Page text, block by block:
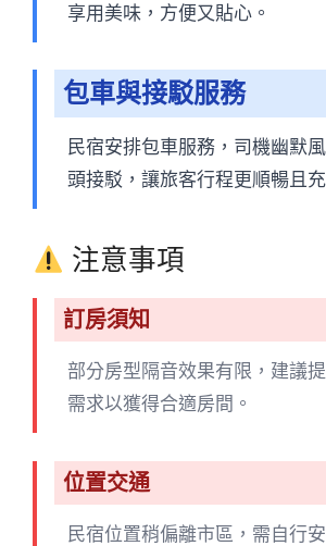
享用美味，方便又貼心。
包車與接駁服務
民宿安排包車服務，司機幽默
頭接駁，讓旅客行程更順暢且
注意事項
訂房須知
部分房型隔音效果有限，建議
需求以獲得合適房間。
位置交通
民宿位置稍偏離市區，需自行